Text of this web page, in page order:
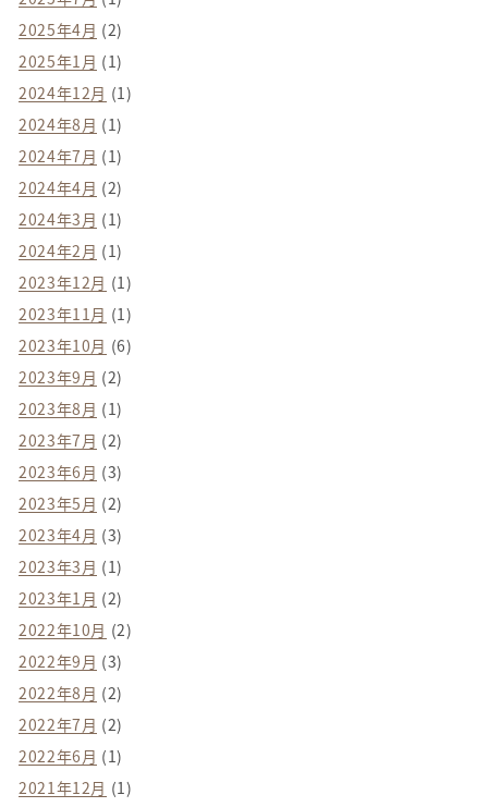
2025年4月 (2)
2025年1月 (1)
2024年12月 (1)
2024年8月 (1)
2024年7月 (1)
2024年4月 (2)
2024年3月 (1)
2024年2月 (1)
2023年12月 (1)
2023年11月 (1)
2023年10月 (6)
2023年9月 (2)
2023年8月 (1)
2023年7月 (2)
2023年6月 (3)
2023年5月 (2)
2023年4月 (3)
2023年3月 (1)
2023年1月 (2)
2022年10月 (2)
2022年9月 (3)
2022年8月 (2)
2022年7月 (2)
2022年6月 (1)
2021年12月 (1)